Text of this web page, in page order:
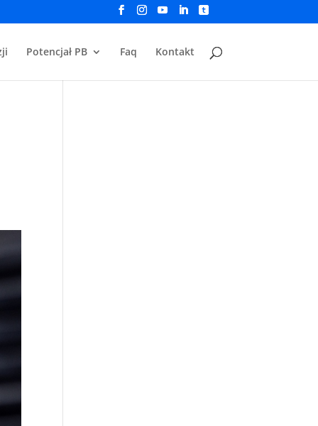
Potencjał PB Faq Kontakt